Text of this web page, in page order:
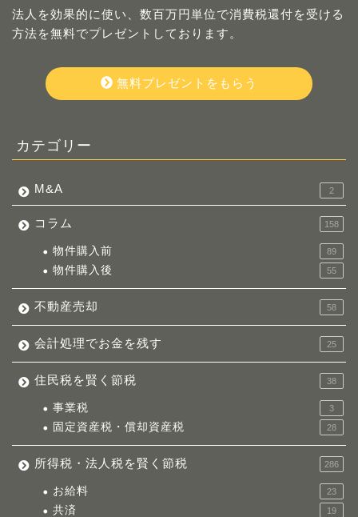
法人を効果的に使い、数百万円単位で消費税還付を受ける
方法を無料でプレゼントしております。
無料プレゼントをもらう
カテゴリー
M&A 2
コラム 158
物件購入前 89
物件購入後 55
不動産売却 58
会計処理でお金を残す 25
住民税を賢く節税 38
事業税 3
固定資産税・償却資産税 28
所得税・法人税を賢く節税 286
お給料 23
共済 19